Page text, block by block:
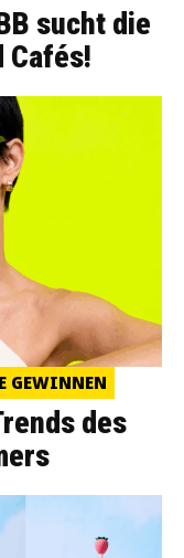
sucht die
Cafés!
GEWINNEN
des